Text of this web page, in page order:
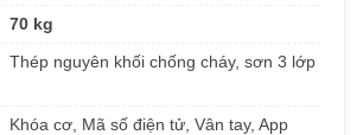
70 kg
Thép nguyên khối chống cháy, sơn 3 lớp
Khóa cơ, Mã số điện tử, Vân tay, App